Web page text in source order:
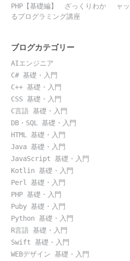
navigation
ャ
PHP【基礎編】 ざっくりわか
るプログラミング講座
ブログカテゴリー
AIエンジニア
C# 基礎・入門
C++ 基礎・入門
CSS 基礎・入門
C言語 基礎・入門
DB・SQL 基礎・入門
HTML 基礎・入門
Java 基礎・入門
JavaScript 基礎・入門
Kotlin 基礎・入門
Perl 基礎・入門
PHP 基礎・入門
Puby 基礎・入門
Python 基礎・入門
R言語 基礎・入門
Swift 基礎・入門
WEBデザイン 基礎・入門